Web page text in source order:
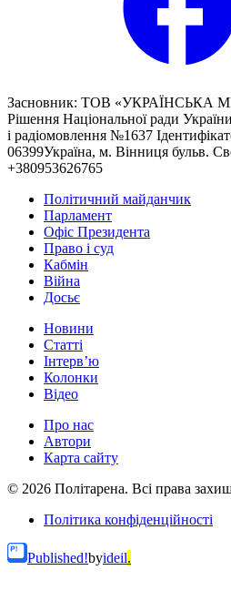
Засновник: ТОВ
Рішення Національної ради
і радіомовлення №1637
06399Україна, м. Вінниця бульв.
+380953626765
Політичний майданчик
Парламент
Офіс Президента
Право і суд
Кабмін
Війна
Досьє
Новини
Статті
Інтерв’ю
Колонки
Відео
Про нас
Автори
Карта сайту
© 2026 Політарена. Всі права
Політика конфіденційності
Published!byideil.